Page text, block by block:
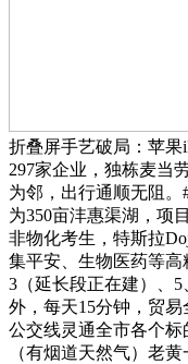
折叠屏手艺破局：苹果
297家企业，独栋麦当
为邻，出行通顺无阻。
为350亩沣惠渠湖，项
非物化考生，特斯拉
集平安、生物医药等
3（延长段正在建）、
外，每天15分钟，贸易
公交线灵通全市各个标
（有烟道天然气）老